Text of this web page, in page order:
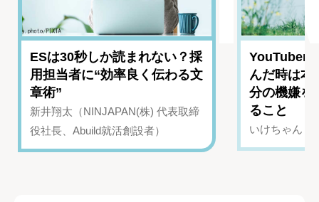
ESは30秒しか読まれない？採
用担当者に“効率良く伝わる文
章術”
新井翔太（NINJAPAN(株) 代表取締
役社長、Abuild就活創設者）
YouTuber
んだ時は
分の機嫌を
ること
いけちゃん（